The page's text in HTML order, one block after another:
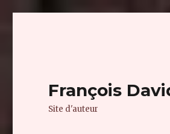
François
Site d'auteur